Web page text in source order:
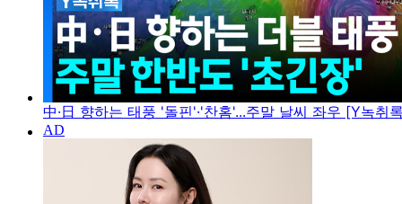
中·日 향하는 태풍 '돌핀'·'찬홈'...주말 날씨 좌우 [Y녹취